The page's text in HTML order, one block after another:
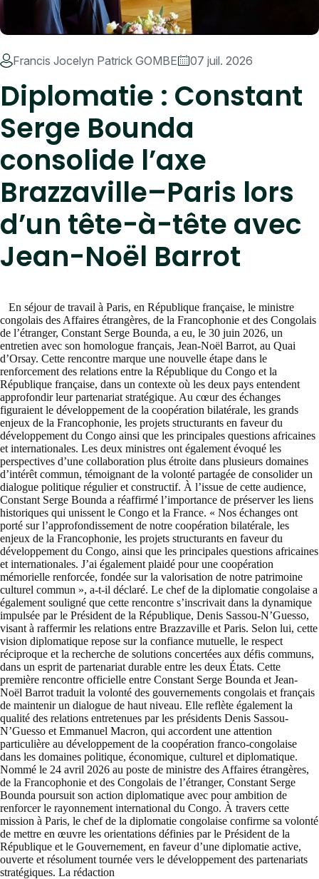
Francis Jocelyn Patrick GOMBE 07 juil. 2026
Diplomatie : Constant
Serge Bounda
consolide l’axe
Brazzaville–Paris lors
d’un tête-à-tête avec
Jean-Noël Barrot
En séjour de travail à Paris, en République française, le ministre
congolais des Affaires étrangères, de la Francophonie et des Congolais
de l’étranger, Constant Serge Bounda, a eu, le 30 juin 2026, un
entretien avec son homologue français, Jean-Noël Barrot, au Quai
d’Orsay. Cette rencontre marque une nouvelle étape dans le
renforcement des relations entre la République du Congo et la
République française, dans un contexte où les deux pays entendent
approfondir leur partenariat stratégique. Au cœur des échanges
figuraient le développement de la coopération bilatérale, les grands
enjeux de la Francophonie, les projets structurants en faveur du
développement du Congo ainsi que les principales questions africaines
et internationales. Les deux ministres ont également évoqué les
perspectives d’une collaboration plus étroite dans plusieurs domaines
d’intérêt commun, témoignant de la volonté partagée de consolider un
dialogue politique régulier et constructif. À l’issue de cette audience,
Constant Serge Bounda a réaffirmé l’importance de préserver les liens
historiques qui unissent le Congo et la France. « Nos échanges ont
porté sur l’approfondissement de notre coopération bilatérale, les
enjeux de la Francophonie, les projets structurants en faveur du
développement du Congo, ainsi que les principales questions africaines
et internationales. J’ai également plaidé pour une coopération
mémorielle renforcée, fondée sur la valorisation de notre patrimoine
culturel commun », a-t-il déclaré. Le chef de la diplomatie congolaise a
également souligné que cette rencontre s’inscrivait dans la dynamique
impulsée par le Président de la République, Denis Sassou-N’Guesso,
visant à raffermir les relations entre Brazzaville et Paris. Selon lui, cette
vision diplomatique repose sur la confiance mutuelle, le respect
réciproque et la recherche de solutions concertées aux défis communs,
dans un esprit de partenariat durable entre les deux États. Cette
première rencontre officielle entre Constant Serge Bounda et Jean-
Noël Barrot traduit la volonté des gouvernements congolais et français
de maintenir un dialogue de haut niveau. Elle reflète également la
qualité des relations entretenues par les présidents Denis Sassou-
N’Guesso et Emmanuel Macron, qui accordent une attention
particulière au développement de la coopération franco-congolaise
dans les domaines politique, économique, culturel et diplomatique.
Nommé le 24 avril 2026 au poste de ministre des Affaires étrangères,
de la Francophonie et des Congolais de l’étranger, Constant Serge
Bounda poursuit son action diplomatique avec pour ambition de
renforcer le rayonnement international du Congo. À travers cette
mission à Paris, le chef de la diplomatie congolaise confirme sa volonté
de mettre en œuvre les orientations définies par le Président de la
République et le Gouvernement, en faveur d’une diplomatie active,
ouverte et résolument tournée vers le développement des partenariats
stratégiques. La rédaction